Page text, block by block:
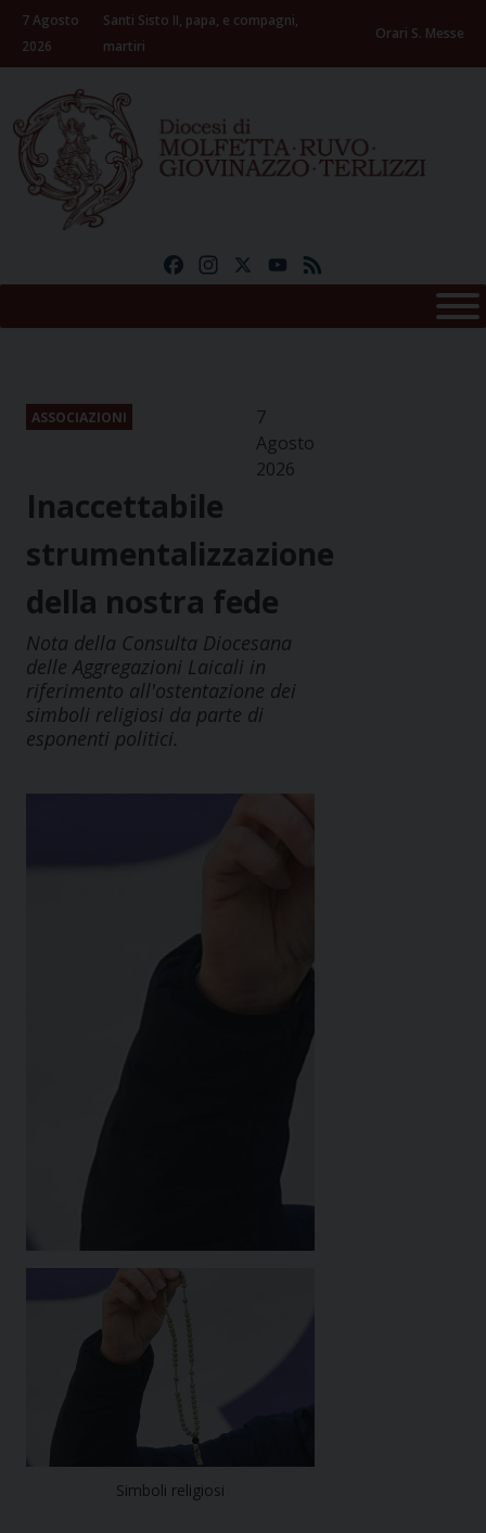
Skip
content
7 Agosto
2026
Santi Sisto II, papa, e compagni,
martiri
Orari S. Messe
FacebookInstagramYouTube
ASSOCIAZIONI
7
Agosto
2026
Inaccettabile
strumentalizzazione
della nostra fede
Nota della Consulta Diocesana
delle Aggregazioni Laicali in
riferimento all'ostentazione dei
simboli religiosi da parte di
esponenti politici.
Simboli religiosi